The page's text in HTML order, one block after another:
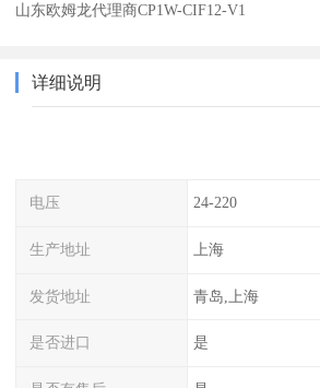
山东欧姆龙代理商CP1W-CIF12-V1
详细说明
电压 24-220
生产地址 上海
发货地址 青岛,上海
是否进口 是